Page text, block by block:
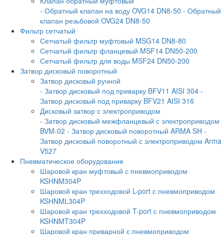
- Обратный клапан на воду OVG14 DN8-50 - Обратный
клапан резьбовой OVG24 DN8-50
Фильтр сетчатый
Сетчатый фильтр муфтовый MSG14 DN8-80
Сетчатый фильтр фланцевый MSF14 DN50-200
Сетчатый фильтр для воды MSF24 DN50-200
Затвор дисковый поворотный
Затвор дисковый ручной
- Затвор дисковый под приварку BFV11 AISI 304 -
Затвор дисковый под приварку BFV21 AISI 316
Дисковый затвор с электроприводом
- Затвор дисковый межфланцевый с электроприводом
BVM-02 - Затвор дисковый поворотный ARMA SH -
Затвор дисковый поворотный с электроприводом Arma
V527
Пневматическое оборудование
Шаровой кран муфтовый с пневмоприводом
KSHNM304P
Шаровой кран трехходовой L-port с пневмоприводом
KSHNML304P
Шаровой кран трехходовой T-port с пневмоприводом
KSHNMT304P
Шаровой кран приварной с пневмоприводом